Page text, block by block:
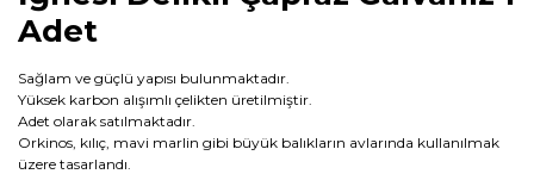
Adet
Sağlam ve güçlü yapısı bulunmaktadır.
Yüksek karbon alışımlı çelikten üretilmiştir.
Adet olarak satılmaktadır.
Orkinos, kılıç, mavi marlin gibi büyük balıkların avlarında kullanılmak
üzere tasarlandı.